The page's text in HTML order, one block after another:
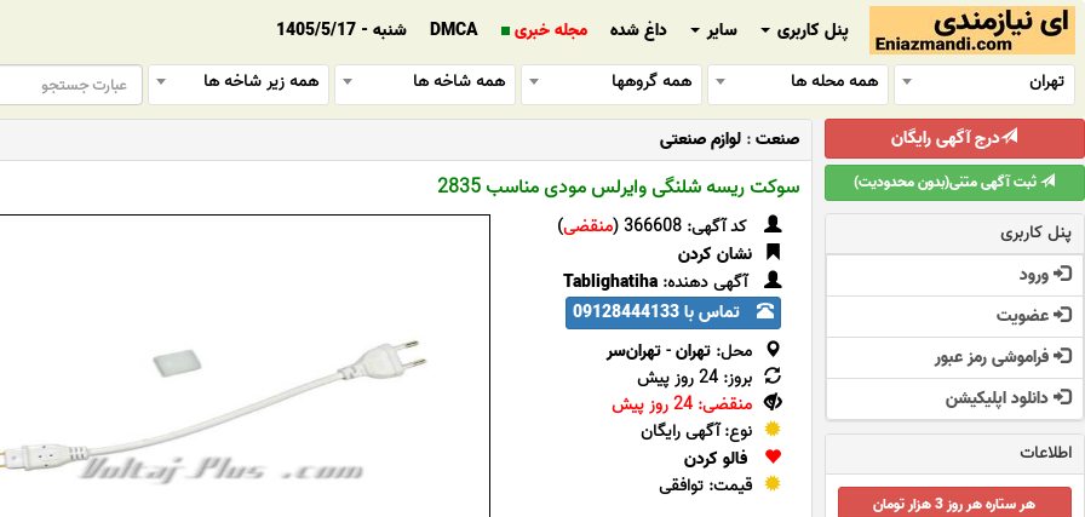
پنل کاربری سایر داغ شده مجله خبری DMCA
شنبه - 1405/5/17
تهران
همه محله ها همه گروهها همه شاخه ها همه زیر شاخه ها
صنعت:لوازم صنعتی
سوکت ریسه شلنگی وایرلس مودی مناسب 2835
کد آگهی: 366608 ( منقضی)
نشان کردن
آگهی دهنده:Tablighatiha
تماس با 09128444133
محل:تهران-تهران‌سر
بروز: 24 روز پیش
منقضی: 24 روز پیش
نوع: آگهی رایگان
فالو کردن
قیمت: توافقی
درج آگهی رایگان
ثبت آگهی متنی(بدون محدودیت)
پنل کاربری
ورود
عضویت
فراموشی رمز عبور
دانلود اپلیکیشن
اطلاعات
هر ستاره هر روز 3 هزار تومان